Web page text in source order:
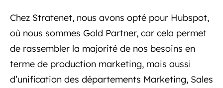
Chez Stratenet, nous avons opté pour Hubspot,
où nous sommes Gold Partner, car cela permet
de rassembler la majorité de nos besoins en
terme de production marketing, mais aussi
d’unification des départements Marketing, Sales